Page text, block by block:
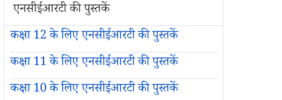
एनसीईआरटी की पुस्तकें
कक्षा 12 के लिए एनसीईआरटी की पुस्तकें
कक्षा 11 के लिए एनसीईआरटी की पुस्तकें
कक्षा 10 के लिए एनसीईआरटी की पुस्तकें